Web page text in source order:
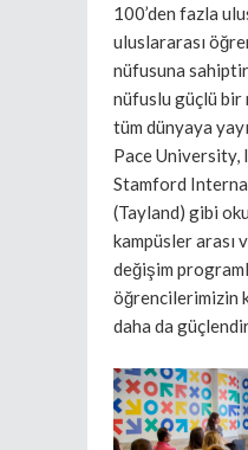
100’den fazla
uluslararası
nüfusuna
nüfuslu güçlü bir
tüm dünyaya
Pace University,
Stamford
(Tayland) gibi
kampüsler arası
değişim
öğrencilerimizin
daha da